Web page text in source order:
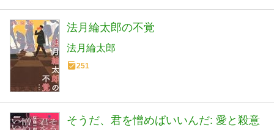
法月綸太郎の不覚
法月綸太郎
251
そうだ、君を憎めばいいんだ: 愛と殺意